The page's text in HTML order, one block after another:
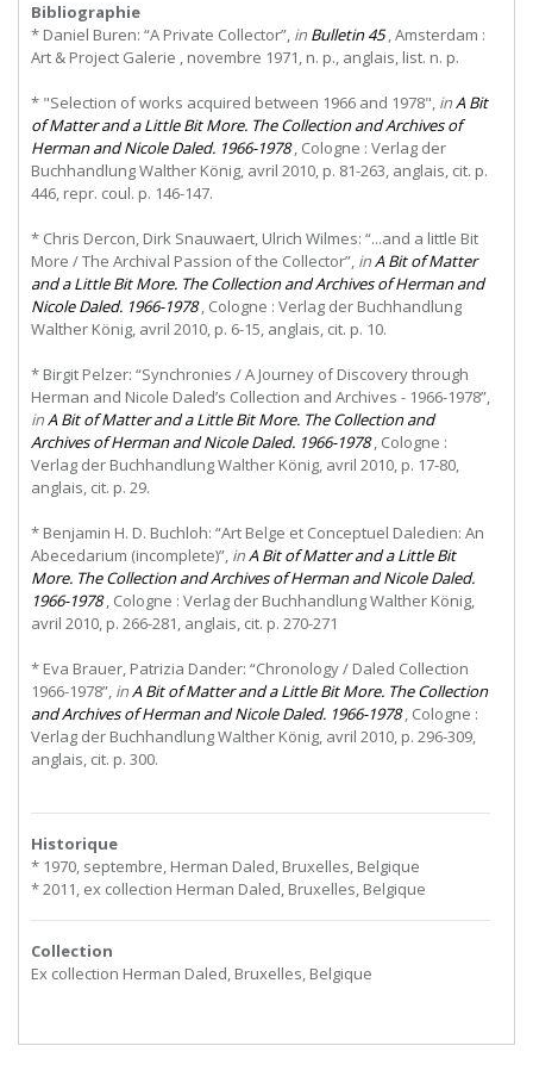
Bibliographie
* Daniel Buren: “A Private Collector”, in Bulletin 45, Amsterdam :
Art & Project Galerie , novembre 1971, n. p., anglais, list. n. p.
* "Selection of works acquired between 1966 and 1978", inA Bit
of Matter and a Little Bit More. The Collection and Archives of
Herman and Nicole Daled. 1966-1978 , Cologne : Verlag der
Buchhandlung Walther König, avril 2010, p. 81-263, anglais, cit. p.
446, repr. coul. p. 146-147.
* Chris Dercon, Dirk Snauwaert, Ulrich Wilmes: “...and a little Bit
More / The Archival Passion of the Collector”, inA Bit of Matter
and a Little Bit More. The Collection and Archives of Herman and
Nicole Daled. 1966-1978, Cologne : Verlag der Buchhandlung
Walther König, avril 2010, p. 6-15, anglais, cit. p. 10.
* Birgit Pelzer: “Synchronies / A Journey of Discovery through
Herman and Nicole Daled’s Collection and Archives - 1966-1978”,
inA Bit of Matter and a Little Bit More. The Collection and
Archives of Herman and Nicole Daled. 1966-1978, Cologne :
Verlag der Buchhandlung Walther König, avril 2010, p. 17-80,
anglais, cit. p. 29.
* Benjamin H. D. Buchloh: “Art Belge et Conceptuel Daledien: An
Abecedarium (incomplete)”, inA Bit of Matter and a Little Bit
More. The Collection and Archives of Herman and Nicole Daled.
1966-1978, Cologne : Verlag der Buchhandlung Walther König,
avril 2010, p. 266-281, anglais, cit. p. 270-271
* Eva Brauer, Patrizia Dander: “Chronology / Daled Collection
1966-1978”, inA Bit of Matter and a Little Bit More. The Collection
and Archives of Herman and Nicole Daled. 1966-1978, Cologne :
Verlag der Buchhandlung Walther König, avril 2010, p. 296-309,
anglais, cit. p. 300.
Historique
* 1970, septembre, Herman Daled, Bruxelles, Belgique
* 2011, ex collection Herman Daled, Bruxelles, Belgique
Collection
Ex collection Herman Daled, Bruxelles, Belgique